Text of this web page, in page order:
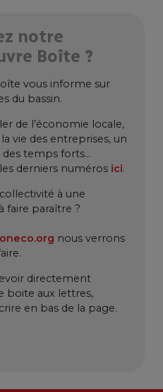
notre
Boîte ?
vous informe sur
du bassin.
de l’économie locale,
vie des entreprises, un
des temps forts…
derniers numéros ici.
à une
faire paraître ?
nous verrons
directement
boite aux lettres,
en bas de la page.